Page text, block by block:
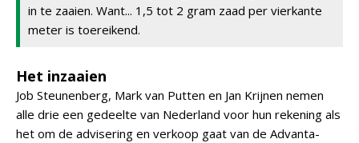
in te zaaien. Want... 1,5 tot 2 gram zaad per vierkante
meter is toereikend.
Het inzaaien
Job Steunenberg, Mark van Putten en Jan Krijnen nemen
alle drie een gedeelte van Nederland voor hun rekening als
het om de advisering en verkoop gaat van de Advanta-